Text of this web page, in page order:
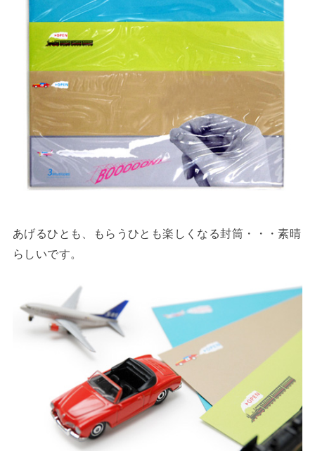
あげるひとも、もらうひとも楽しくなる封筒・・・素晴
らしいです。